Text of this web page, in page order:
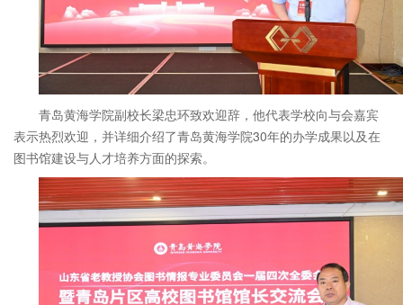
青岛黄海学院副校长梁忠环致欢迎辞，他代表学校向与会嘉宾
表示热烈欢迎，并详细介绍了青岛黄海学院30年的办学成果以及在
图书馆建设与人才培养方面的探索。